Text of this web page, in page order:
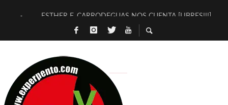
ESTHER F. CARRODEGUAS NOS CUENTA [LIBRES!!!]
[TERRA DE GUAPES] DE SANDRA MONFORT
TIMBRE 4, LA ESCUELA DEL DIRECTOR TEATRAL CLAUDIO
30 AÑOS (NO ES NADA) DE LA KATARSIS DEL TOMATAZO